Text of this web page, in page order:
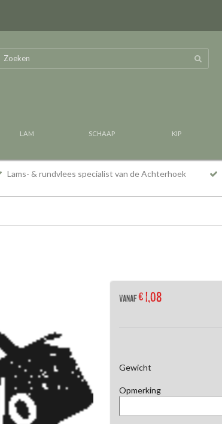
LAM SCHAAP KIP
Lams- & rundvlees specialist van de Achterhoek
Vanaf€ 1,08
Gewicht
Opmerking